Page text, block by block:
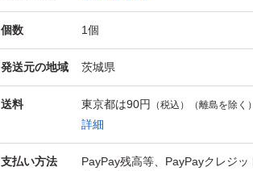
個数 1個
発送元の地域 茨城県
送料 東京都は90円 （税込）（離島を除く）
詳細
支払い方法
PayPay残高等、PayPayクレジッ